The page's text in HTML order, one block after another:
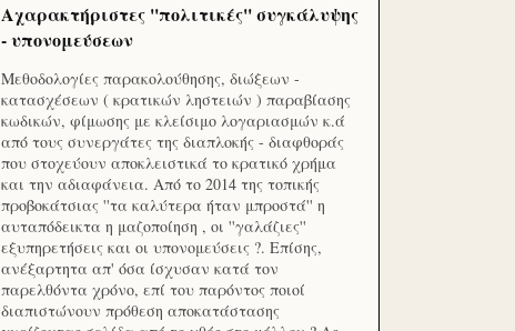
Αχαρακτήριστες ''πολιτικές'' συγκάλυψης
- υπονομεύσεων
Μεθοδολογίες παρακολούθησης, διώξεων -
κατασχέσεων ( κρατικών ληστειών ) παραβίασης
κωδικών, φίμωσης με κλείσιμο λογαριασμών κ.ά
από τους συνεργάτες της διαπλοκής - διαφθοράς
που στοχεύουν αποκλειστικά το κρατικό χρήμα
και την αδιαφάνεια. Από το 2014 της τοπικής
προβοκάτσιας ''τα καλύτερα ήταν μπροστά'' η
αυταπόδεικτα η μαζοποίηση , οι ''γαλάζιες''
εξυπηρετήσεις και οι υπονομεύσεις ?. Επίσης,
ανέξαρτητα απ' όσα ίσχυσαν κατά τον
παρελθόντα χρόνο, επί του παρόντος ποιοί
διαπιστώνουν πρόθεση αποκατάστασης